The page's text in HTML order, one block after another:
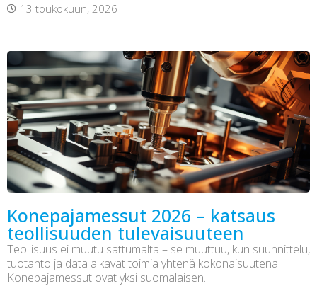
13 toukokuun, 2026
Konepajamessut 2026 – katsaus
teollisuuden tulevaisuuteen
Teollisuus ei muutu sattumalta – se muuttuu, kun suunnittelu,
tuotanto ja data alkavat toimia yhtenä kokonaisuutena.
Konepajamessut ovat yksi suomalaisen...